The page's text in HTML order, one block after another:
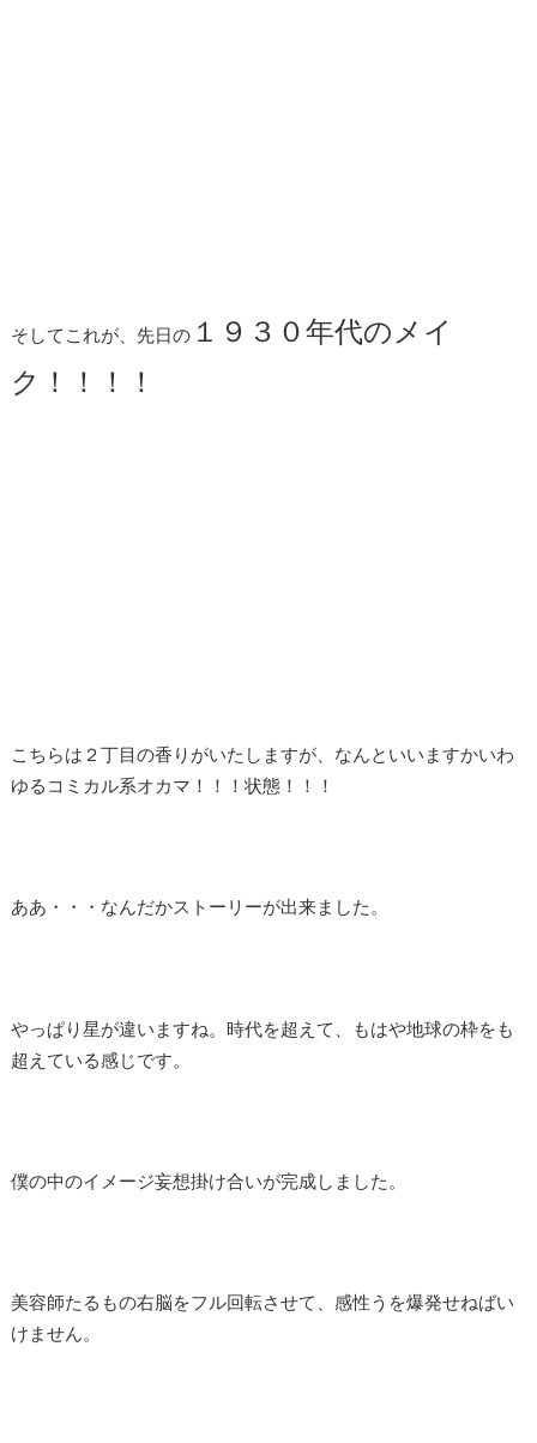
そしてこれが、先日の１９３０年代のメイ
ク！！！！
こちらは２丁目の香りがいたしますが、なんといいますかいわ
ゆるコミカル系オカマ！！！状態！！！
ああ・・・なんだかストーリーが出来ました。
やっぱり星が違いますね。時代を超えて、もはや地球の枠をも
超えている感じです。
僕の中のイメージ妄想掛け合いが完成しました。
美容師たるもの右脳をフル回転させて、感性うを爆発せねばい
けません。